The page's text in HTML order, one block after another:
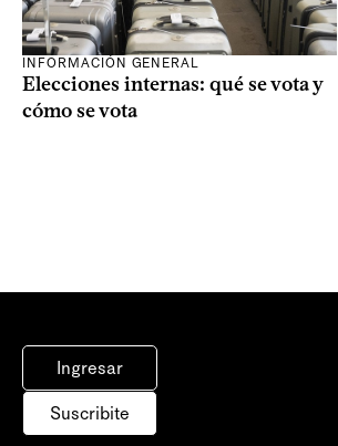
INFORMACIÓN GENERAL
Elecciones internas: qué se vota y
cómo se vota
Ingresar
Suscribite